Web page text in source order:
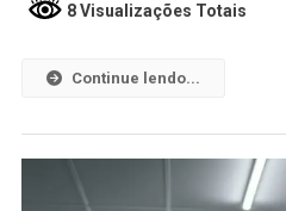
8 Visualizações Totais
Continue lendo...